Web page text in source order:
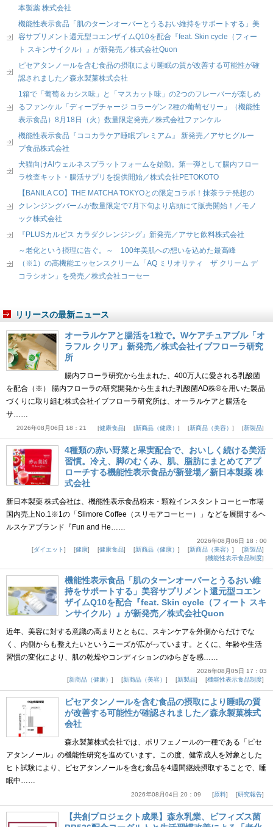
本製薬 株式会社
機能性表示食品「肌のターンオーバーとうるおい維持をサポートする」美
容サプリメント還元型コエンザイムQ10を配合『feat. Skin cycle（フィー
ト スキンサイクル）』が新発売／株式会社Quon
ピセアタンノールを含む食品の摂取により睡眠の質が改善する可能性が確
認されました／森永製菓株式会社
1箱で「葡萄＆カシス味」と「マスカット味」の2つのフレーバーが楽しめ
るファンケル「ディープチャージ コラーゲン 2種の葡萄ゼリー」（機能性
表示食品）8月18日（火）数量限定発売／株式会社ファンケル
機能性表示食品『ココカラケア睡眠プレミアム』 新発売／アサヒグルー
プ食品株式会社
犬猫向けAIウェルネスプラットフォームを始動。第一弾として腸内フロー
ラ検査キット・腸活サプリを提供開始／株式会社PETOKOTO
【BANILA CO】THE MATCHA TOKYOとの限定コラボ！抹茶ラテ発想の
クレンジングバームが数量限定で7月下旬より店頭にて販売開始！／モノ
ック株式会社
『PLUSカルピス カラダクレンジング』新発売／アサヒ飲料株式会社
～老化という摂理に告ぐ。～ 100年美肌への想いを込めた最高峰
（※1）の高機能エッセンスクリーム「AQ ミリオリティ ザ クリーム デ
コラシオン」を発売／株式会社コーセー
リリースの最新ニュース
オーラルケアと腸活を1粒で。Wケアチュアブル「オ
ラフル クリア」新発売／株式会社イブフローラ研究
所
腸内フローラ研究から生まれた、400万人に愛される乳酸菌
を配合（※） 腸内フローラの研究開発から生まれた乳酸菌AD株®を用いた製品
づくりに取り組む株式会社イブフローラ研究所は、オーラルケアと腸活を
サ……
2026年08月06日 18：21 健康食品 新商品（健康） 新商品（美容） 新製品
4種類の赤い野菜と果実配合で、おいしく続ける美活
習慣。冷え、脚のむくみ、肌、脂肪にまとめてアプ
ローチする機能性表示食品が新登場／新日本製薬 株
式会社
新日本製薬 株式会社は、機能性表示食品粉末・顆粒インスタントコーヒー市場
国内売上No.1※1の「Slimore Coffee（スリモアコーヒー）」などを展開するヘ
ルスケアブランド『Fun and He……
2026年08月06日 18：00
ダイエット
健康 健康食品 新商品（健康） 新商品（美容）
新製品
機能性表示食品制度
機能性表示食品「肌のターンオーバーとうるおい維
持をサポートする」美容サプリメント還元型コエン
ザイムQ10を配合『feat. Skin cycle（フィート スキ
ンサイクル）』が新発売／株式会社Quon
近年、美容に対する意識の高まりとともに、スキンケアを外側からだけでな
く、内側からも整えたいというニーズが広がっています。とくに、年齢や生活
習慣の変化により、肌の乾燥やコンディションのゆらぎを感……
2026年08月05日 17：03
新商品（健康）
新商品（美容） 新製品 機能性表示食品制度
ピセアタンノールを含む食品の摂取により睡眠の質
が改善する可能性が確認されました／森永製菓株式
会社
森永製菓株式会社では、ポリフェノールの一種である「ピセ
アタンノール」の機能性研究を進めています。この度、健常成人を対象とした
ヒト試験により、ピセアタンノールを含む食品を4週間継続摂取することで、睡
眠中……
2026年08月04日 20：09 原料 研究報告
【共創プロジェクト成果】森永乳業、ビフィズス菌